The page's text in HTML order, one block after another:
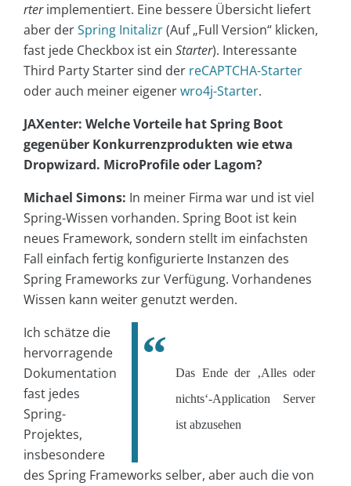
rterimplementiert. Eine bessere Übersicht liefert
aber derSpring Initalizr(Auf „Full Version“ klicken,
fast jede Checkbox ist ein Starter). Interessante
Third Party Starter sind der reCAPTCHA-Starter
oder auch meiner eigenerwro4j-Starter.
JAXenter: Welche Vorteile hat Spring Boot
gegenüber Konkurrenzprodukten wie etwa
Dropwizard. MicroProfile oder Lagom?
Michael Simons: In meiner Firma war und ist viel
Spring-Wissen vorhanden. Spring Boot ist kein
neues Framework, sondern stellt im einfachsten
Fall einfach fertig konfigurierte Instanzen des
Spring Frameworks zur Verfügung. Vorhandenes
Wissen kann weiter genutzt werden.
Das Ende der ‚Alles oder
nichts‘-Application Server
ist abzusehen
Ich schätze die
hervorragende
Dokumentation
fast jedes
Spring-
Projektes,
insbesondere
des Spring Frameworks selber, aber auch die von